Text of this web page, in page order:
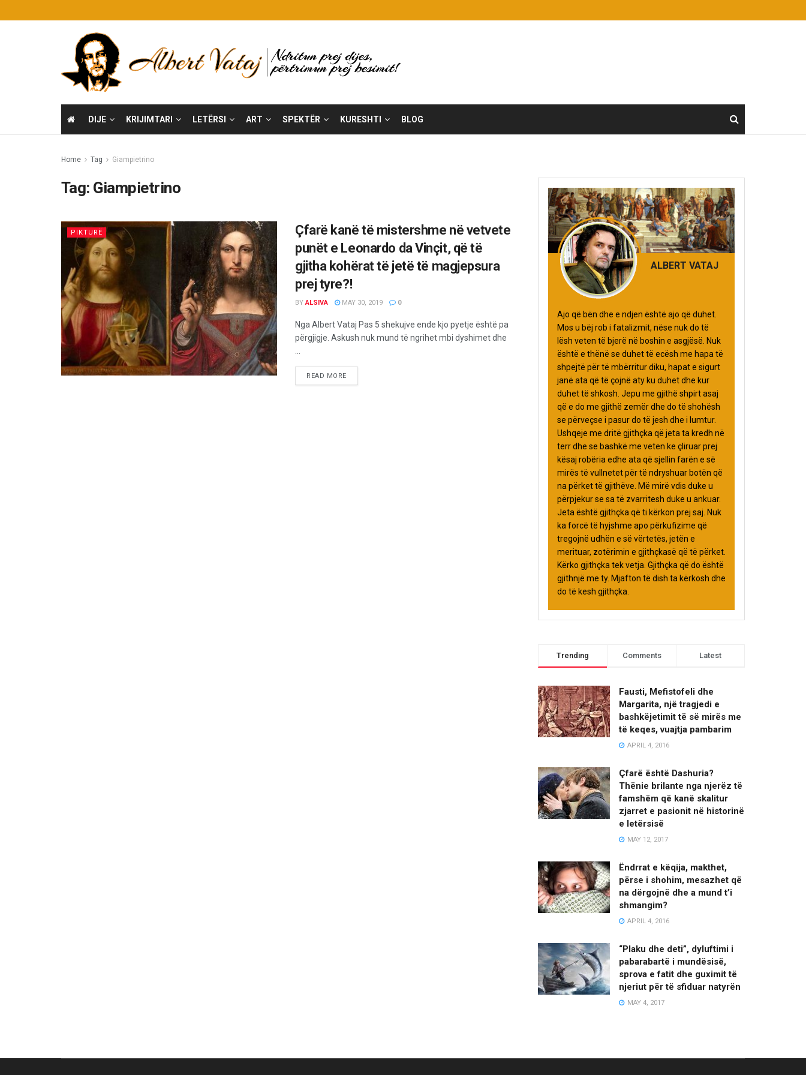
DIJE KRIJIMTARI LETËRSI ART SPEKTËR KURESHTI BLOG
Home Tag Giampietrino
Tag: Giampietrino
PIKTURË
Çfarë kanë të mistershme në vetvete
punët e Leonardo da Vinçit, që të
gjitha kohërat të jetë të magjepsura
prej tyre?!
BY ALSIVA MAY 30, 2019 0
Nga Albert Vataj Pas 5 shekujve ende kjo pyetje është pa
përgjigje. Askush nuk mund të ngrihet mbi dyshimet dhe
READ MORE
ALBERT VATAJ
Ajo që bën dhe e ndjen është ajo që duhet.
Mos u bëj rob i fatalizmit, nëse nuk do të
lësh veten të bjerë në boshin e asgjësë. Nuk
është e thënë se duhet të ecësh me hapa të
shpejtë për të mbërritur diku, hapat e sigurt
janë ata që të çojnë aty ku duhet dhe kur
duhet të shkosh. Jepu me gjithë shpirt asaj
që e do me gjithë zemër dhe do të shohësh
se përveçse i pasur do të jesh dhe i lumtur.
Ushqeje me dritë gjithçka që jeta ta kredh në
terr dhe se bashkë me veten ke çliruar prej
kësaj robëria edhe ata që sjellin farën e së
mirës të vullnetet për të ndryshuar botën që
na përket të gjithëve. Më mirë vdis duke u
përpjekur se sa të zvarritesh duke u ankuar.
Jeta është gjithçka që ti kërkon prej saj. Nuk
ka forcë të hyjshme apo përkufizime që
tregojnë udhën e së vërtetës, jetën e
merituar, zotërimin e gjithçkasë që të përket.
Kërko gjithçka tek vetja. Gjithçka që do është
gjithnjë me ty. Mjafton të dish ta kërkosh dhe
do të kesh gjithçka.
Trending Comments Latest
Fausti, Mefistofeli dhe
Margarita, një tragjedi e
bashkëjetimit të së mirës me
të keqes, vuajtja pambarim
APRIL 4, 2016
Çfarë është Dashuria?
Thënie brilante nga njerëz të
famshëm që kanë skalitur
zjarret e pasionit në historinë
e letërsisë
MAY 12, 2017
Ëndrrat e këqija, makthet,
përse i shohim, mesazhet që
na dërgojnë dhe a mund t’i
shmangim?
APRIL 4, 2016
“Plaku dhe deti”, dyluftimi i
pabarabartë i mundësisë,
sprova e fatit dhe guximit të
njeriut për të sfiduar natyrën
MAY 4, 2017